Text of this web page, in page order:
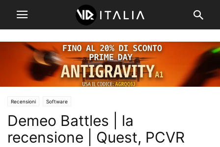
Recensioni Software
Demeo Battles | la
recensione | Quest, PCVR